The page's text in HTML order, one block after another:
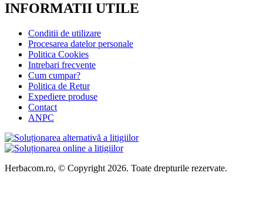
INFORMATII UTILE
Conditii de utilizare
Procesarea datelor personale
Politica Cookies
Intrebari frecvente
Cum cumpar?
Politica de Retur
Expediere produse
Contact
ANPC
Herbacom.ro, © Copyright 2026. Toate drepturile rezervate.